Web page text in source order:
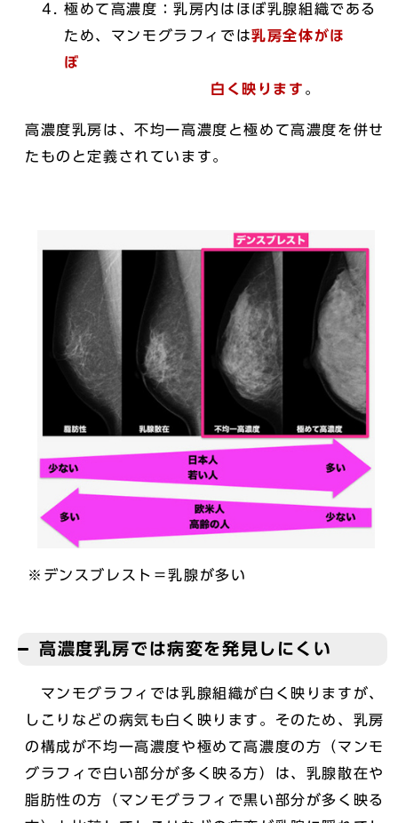
極めて高濃度：乳房内はほぼ乳腺組織である
ため、マンモグラフィでは乳房全体がほ
ぼ
白く映ります 。
高濃度乳房は、不均一高濃度と極めて高濃度を併せ
たものと定義されています。
※デンスブレスト＝乳腺が多い
高濃度乳房では病変を発見しにくい
マンモグラフィでは乳腺組織が白く映りますが、
しこりなどの病気も白く映ります。そのため、乳房
の構成が不均一高濃度や極めて高濃度の方（マンモ
グラフィで白い部分が多く映る方）は、乳腺散在や
脂肪性の方（マンモグラフィで黒い部分が多く映る